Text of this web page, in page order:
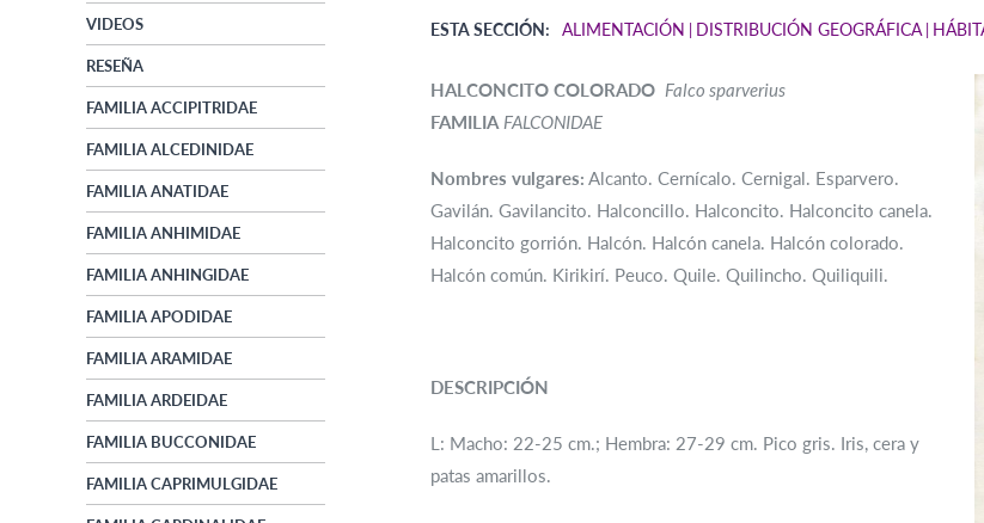
VIDEOS
RESEÑA
FAMILIA ACCIPITRIDAE
FAMILIA ALCEDINIDAE
FAMILIA ANATIDAE
FAMILIA ANHIMIDAE
FAMILIA ANHINGIDAE
FAMILIA APODIDAE
FAMILIA ARAMIDAE
FAMILIA ARDEIDAE
FAMILIA BUCCONIDAE
FAMILIA CAPRIMULGIDAE
ESTA SECCIÓN: ALIMENTACIÓN DISTRIBUCIÓN GEOGRÁFICA
HALCONCITO COLORADO Falco sparverius
FAMILIA FALCONIDAE
Nombres vulgares: Alcanto. Cernícalo. Cernigal. Esparvero.
Gavilán. Gavilancito. Halconcillo. Halconcito. Halconcito canela.
Halconcito gorrión. Halcón. Halcón canela. Halcón colorado.
Halcón común. Kirikirí. Peuco. Quile. Quilincho. Quiliquili.
DESCRIPCIÓN
L: Macho: 22-25 cm.; Hembra: 27-29 cm. Pico gris. Iris, cera y
patas amarillos.